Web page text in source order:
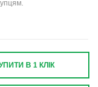
В 1 КЛІК